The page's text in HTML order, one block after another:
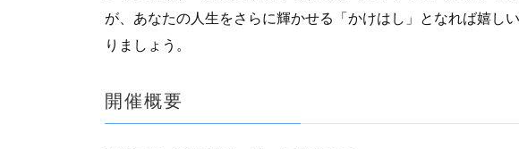
が、あなたの人生をさらに輝かせる「かけはし」となれば嬉し
りましょう。
開催概要